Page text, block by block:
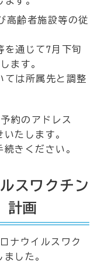
高齢者施設等の従
通じて7月下旬
ます。
ては所属先と調整
約のアドレス
たします。
きください。
スワクチン
計画
ナウイルスワク
した。